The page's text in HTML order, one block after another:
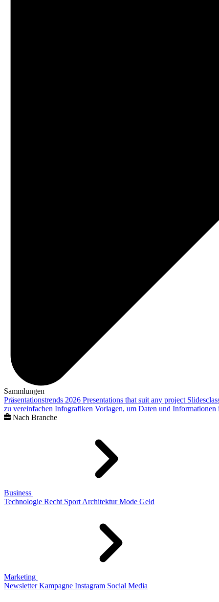
Sammlungen
Präsentationstrends 2026 Presentations that suit any project
zu vereinfachen Infografiken Vorlagen, um Daten und
Nach Branche
Business
Technologie Recht Sport Architektur Mode Geld
Marketing
Newsletter Kampagne Instagram Social Media